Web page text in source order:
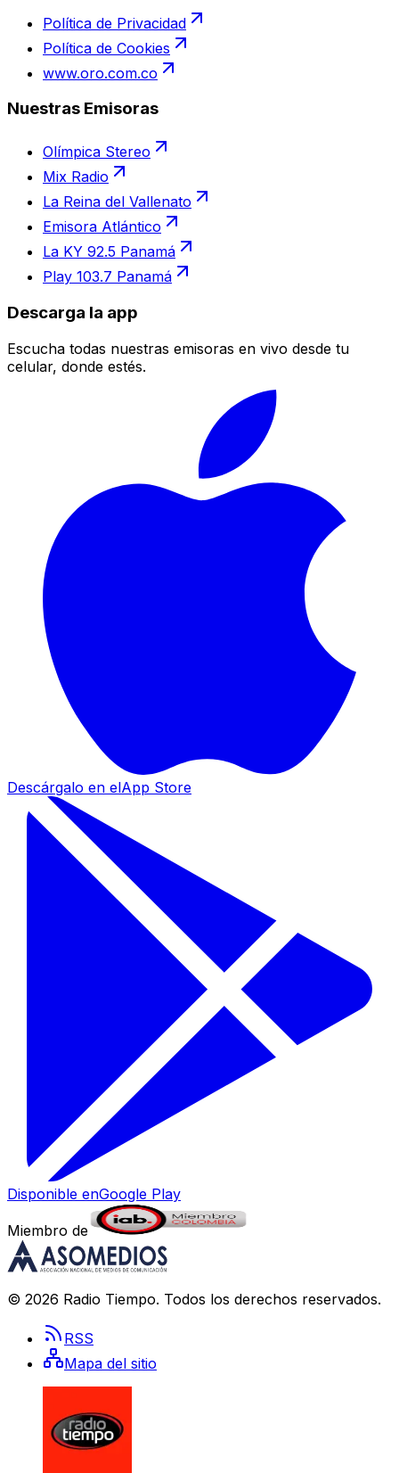
Política de Privacidad
Política de Cookies
www.oro.com.co
Nuestras Emisoras
Olímpica Stereo
Mix Radio
La Reina del Vallenato
Emisora Atlántico
La KY 92.5 Panamá
Play 103.7 Panamá
Descarga la app
Escucha todas nuestras emisoras en vivo desde tu
celular, donde estés.
Descárgalo en elApp Store
Disponible enGoogle Play
Miembro de
© 2026 Radio Tiempo. Todos los derechos reservados.
RSS
Mapa del sitio